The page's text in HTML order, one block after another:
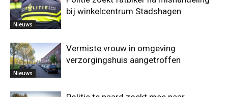
Nieuws
bij winkelcentrum Stadshagen
Nieuws
Vermiste vrouw in omgeving
verzorgingshuis aangetroffen